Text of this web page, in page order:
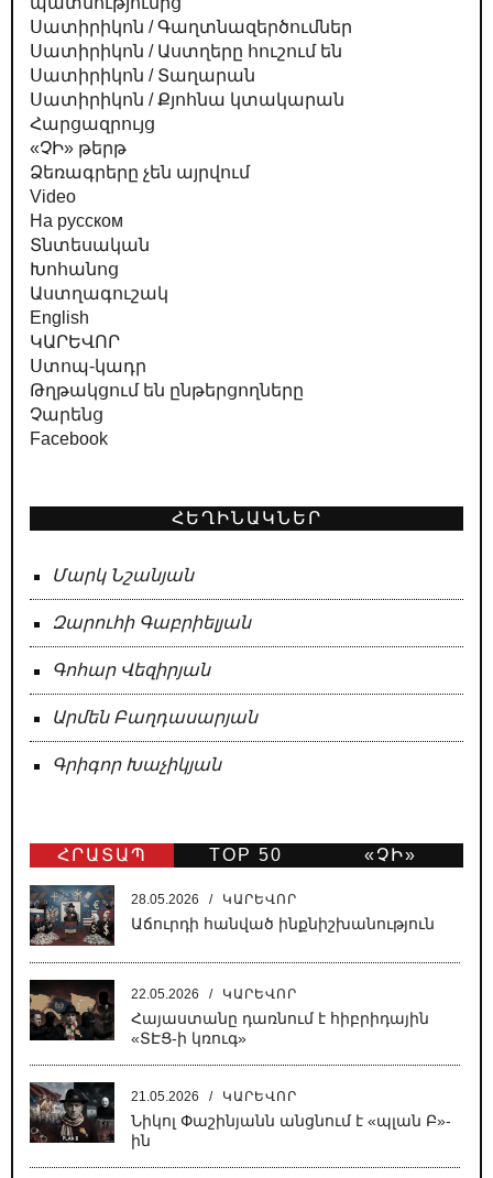
Սատիրիկոն / Գաղտնազերծումներ
Սատիրիկոն / Աստղերը հուշում են
Սատիրիկոն / Տաղարան
Սատիրիկոն / Քյոհնա կտակարան
Հարցազրույց
«ՉԻ» թերթ
Ձեռագրերը չեն այրվում
Video
На русском
Տնտեսական
Խոհանոց
Աստղագուշակ
English
ԿԱՐԵՎՈՐ
Ստոպ-կադր
Թղթակցում են ընթերցողները
Չարենց
Facebook
ՀԵՂԻՆԱԿՆԵՐ
Մարկ Նշանյան
Զարուհի Գաբրիելյան
Գոհար Վեզիրյան
Արմեն Բաղդասարյան
Գրիգոր Խաչիկյան
ՀՐԱՏԱՊ TOP 50
«ՉԻ»
28.05.2026 / ԿԱՐԵՎՈՐ
Աճուրդի հանված ինքնիշխանություն
22.05.2026 / ԿԱՐԵՎՈՐ
Հայաստանը դառնում է հիբրիդային
«ՏԷՑ-ի կռուգ»
21.05.2026 / ԿԱՐԵՎՈՐ
Նիկոլ Փաշինյանն անցնում է «պլան Բ»-
ին